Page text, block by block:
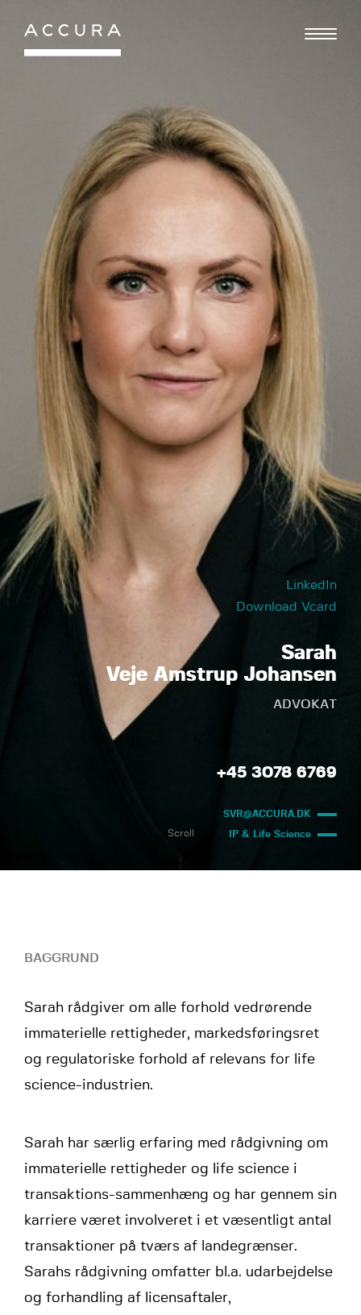
Gå
indhold
LinkedIn
Download Vcard
Sarah
Veje Amstrup Johansen
ADVOKAT
+45 3078 6769
SVR@ACCURA.DK
IP & Life Science
Scroll
BAGGRUND
Sarah rådgiver om alle forhold vedrørende
immaterielle rettigheder, markedsføringsret
og regulatoriske forhold af relevans for life
science-industrien.
Sarah har særlig erfaring med rådgivning om
immaterielle rettigheder og life science i
transaktions-sammenhæng og har gennem sin
karriere været involveret i et væsentligt antal
transaktioner på tværs af landegrænser.
Sarahs rådgivning omfatter bl.a. udarbejdelse
og forhandling af licensaftaler,